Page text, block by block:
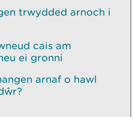
trwydded arnoch i
cais am
ei gronni
arnaf o hawl